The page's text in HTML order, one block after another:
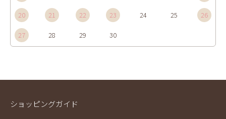
20 21 22 23 24 25 26
27 28 29 30
ショッピングガイド